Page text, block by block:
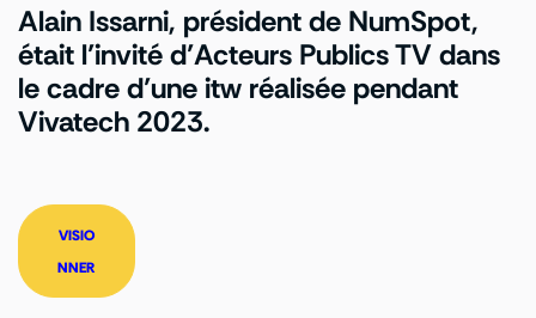
Alain Issarni, président de NumSpot,
était l’invité d’Acteurs Publics TV dans
le cadre d’une itw réalisée pendant
Vivatech 2023.
VISIO
NNER